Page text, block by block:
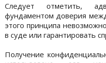
Следует отметить,
фундаментом доверия
этого принципа
в суде или гарантировать
Получение